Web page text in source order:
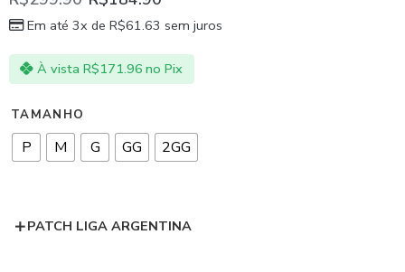
Em até 3x de R$61.63 sem juros
À vista R$171.96 no Pix
TAMANHO
P M G GG 2GG
PATCH LIGA ARGENTINA